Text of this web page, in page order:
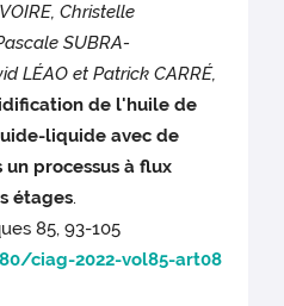
Christelle
SUBRA-
LÉAO et Patrick CARRÉ,
de l'huile de
liquide avec de
processus à flux
étages.
85, 93-105
ciag-2022-vol85-art08